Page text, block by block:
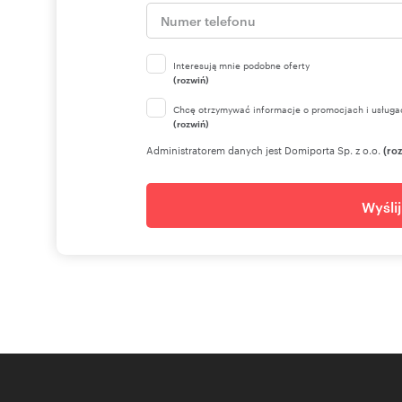
Interesują mnie podobne oferty
(rozwiń)
Chcę otrzymywać informacje o promocjach i
(rozwiń)
Administratorem danych jest Domiporta Sp. z o.o.